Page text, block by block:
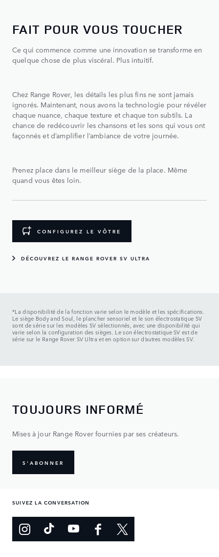
FAIT POUR VOUS TOUCHER
Ce qui commence comme une innovation se transforme en
quelque chose de plus viscéral. Plus intuitif.
Chez Range Rover, les détails les plus fins ne sont jamais
ignorés. Maintenant, nous avons la technologie pour révéler
chaque nuance, chaque texture et chaque ton subtils. La
chance de redécouvrir les chansons et les sons qui vous ont
façonnés et d’amplifier l’ambiance de votre journée.
Prenez place dans le meilleur siège de la place. Même
quand vous êtes loin.
CONFIGUREZ LE VÔTRE
DÉCOUVREZ LE RANGE ROVER SV ULTRA
*La disponibilité de la fonction varie selon le modèle et les spécifications.
Le siège Body and Soul, le plancher sensoriel et le son électrostatique SV
sont de série sur les modèles SV sélectionnés, avec une disponibilité qui
varie selon la configuration des sièges. Le son électrostatique SV est de
série sur le Range Rover SV Ultra et en option sur d’autres modèles SV.
TOUJOURS INFORMÉ
Mises à jour Range Rover fournies par ses créateurs.
S'ABONNER
SUIVEZ LA CONVERSATION